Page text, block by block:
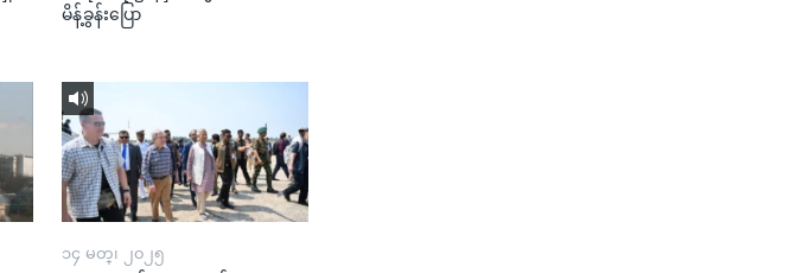
မိန့်ခွန်းပြော
၁၄ မတ္၊ ၂၀၂၅